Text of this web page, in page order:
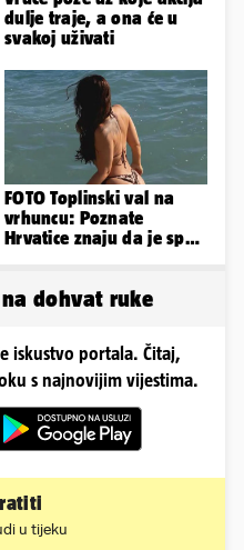
dulje traje, a ona će u
svakoj uživati
FOTO Toplinski val na
vrhuncu: Poznate
Hrvatice znaju da je spas
dohvat ruke
iskustvo portala. Čitaj,
s najnovijim vijestima.
u tijeku